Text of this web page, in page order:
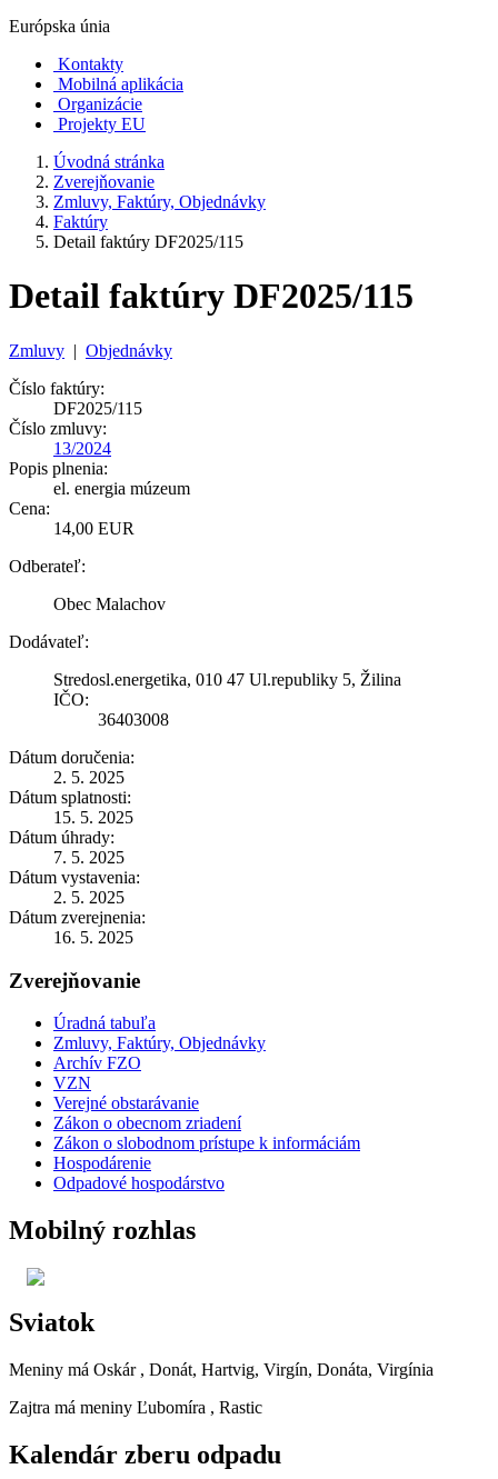
Európska únia
Kontakty
Mobilná aplikácia
Organizácie
Projekty EU
Úvodná stránka
Zverejňovanie
Zmluvy, Faktúry, Objednávky
Faktúry
Detail faktúry DF2025/115
Detail faktúry DF2025/115
Zmluvy | Objednávky
Číslo faktúry:
DF2025/115
Číslo zmluvy:
13/2024
Popis plnenia:
el. energia múzeum
Cena:
14,00 EUR
Odberateľ:
Obec Malachov
Dodávateľ:
Stredosl.energetika, 010 47 Ul.republiky 5, Žilina
IČO:
36403008
Dátum doručenia:
2. 5. 2025
Dátum splatnosti:
15. 5. 2025
Dátum úhrady:
7. 5. 2025
Dátum vystavenia:
2. 5. 2025
Dátum zverejnenia:
16. 5. 2025
Zverejňovanie
Úradná tabuľa
Zmluvy, Faktúry, Objednávky
Archív FZO
VZN
Verejné obstarávanie
Zákon o obecnom zriadení
Zákon o slobodnom prístupe k informáciám
Hospodárenie
Odpadové hospodárstvo
Mobilný rozhlas
Sviatok
Meniny má Oskár , Donát, Hartvig, Virgín, Donáta, Virgínia
Zajtra má meniny Ľubomíra , Rastic
Kalendár zberu odpadu